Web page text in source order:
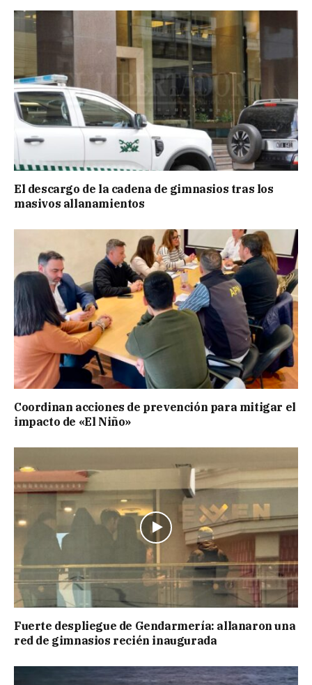
El descargo de la cadena de gimnasios tras los
masivos allanamientos
Coordinan acciones de prevención para mitigar el
impacto de «El Niño»
Fuerte despliegue de Gendarmería: allanaron una
red de gimnasios recién inaugurada